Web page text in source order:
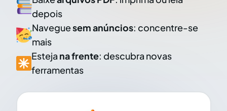
depois
Naveguesem anúncios: concentre-se
mais
Esteja na frente: descubra novas
ferramentas